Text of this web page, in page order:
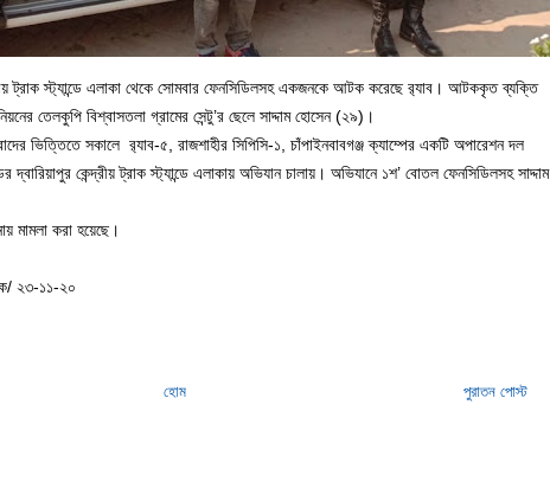
ট্রাক স্ট্যান্ডে এলাকা থেকে সোমবার ফেনসিডিলসহ একজনকে আটক করেছে র‌্যাব। আটককৃত ব্যক্তি
তেলকুপি বিশ্বাসতলা গ্রামের সেন্টু’র ছেলে সাদ্দাম হোসেন (২৯)।
ভিত্তিতে সকালে র‌্যাব-৫, রাজশাহীর সিপিসি-১, চাঁপাইনবাবগঞ্জ ক্যাম্পের একটি অপারেশন দল
দ্বারিয়াপুর কেন্দ্রীয় ট্রাক স্ট্যান্ডে এলাকায় অভিযান চালায়। অভিযানে ১শ’ বোতল ফেনসিডিলসহ সাদ্দাম
মামলা করা হয়েছে।
২৩-১১-২০
পুরাতন পোস্ট
হোম